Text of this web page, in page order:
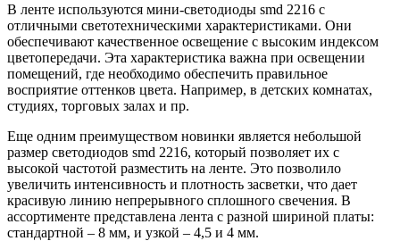
В ленте используются мини-светодиоды smd 2216 с
отличными светотехническими характеристиками. Они
обеспечивают качественное освещение с высоким индексом
цветопередачи. Эта характеристика важна при освещении
помещений, где необходимо обеспечить правильное
восприятие оттенков цвета. Например, в детских комнатах,
студиях, торговых залах и пр.
Еще одним преимуществом новинки является небольшой
размер светодиодов smd 2216, который позволяет их с
высокой частотой разместить на ленте. Это позволило
увеличить интенсивность и плотность засветки, что дает
красивую линию непрерывного сплошного свечения. В
ассортименте представлена лента с разной шириной платы:
стандартной – 8 мм, и узкой – 4,5 и 4 мм.